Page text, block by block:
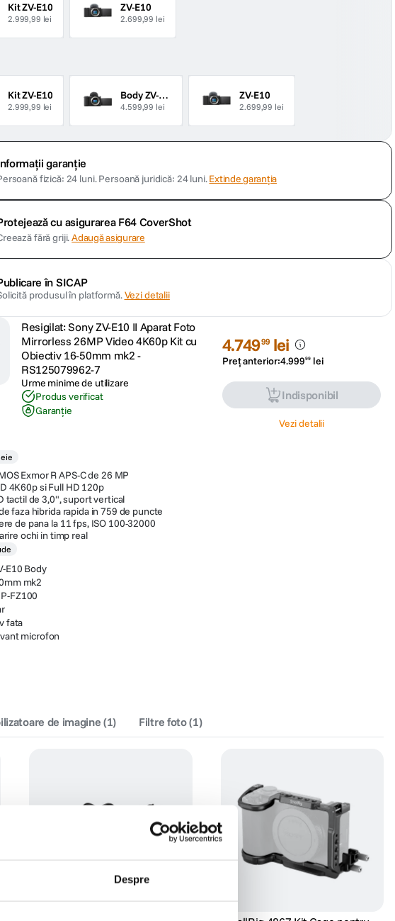
Despre
Kit ZV-E10
2.999,99 lei
ZV-E10
2.699,99 lei
Kit ZV-E10
2.999,99 lei
Body ZV-E10 II
4.599,99 lei
ZV-E10
2.699,99 lei
garanție
fizică: 24 luni.Persoană juridică: 24 luni.Extinde garanția
cu asigurarea F64 CoverShot
fără griji.Adaugă asigurare
în SICAP
produsul în platformă.Vezi detalii
Resigilat: Sony ZV-E10 II Aparat Foto
Mirrorless 26MP Video 4K60p Kit cu
Obiectiv 16-50mm mk2 -
RS125079962-7
Urme minime de utilizare
Produs verificat
Garanție
4.74999 lei
Preț anterior:4.99999 lei
Indisponibil
Vezi detalii
Exmor R APS-C de 26 MP
4K60p si Full HD 120p
tactil de 3,0", suport vertical
faza hibrida rapida in 759 de puncte
de pana la 11 fps, ISO 100-32000
ochi in timp real
E10 Body
mk2
FZ100
fata
microfon
de imagine(1) Filtre foto(1)